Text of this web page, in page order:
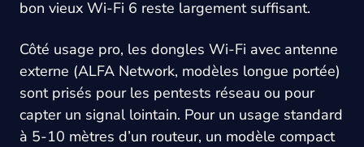
bon vieux Wi-Fi 6 reste largement suffisant.
Côté usage pro, les dongles Wi-Fi avec antenne
externe (ALFA Network, modèles longue portée)
sont prisés pour les pentests réseau ou pour
capter un signal lointain. Pour un usage standard
à 5-10 mètres d’un routeur, un modèle compact